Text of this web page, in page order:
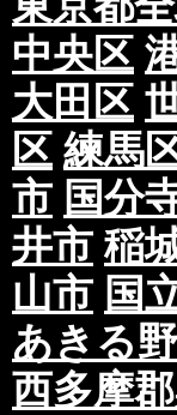
中央区
大田区
区 練馬
市 国分
井市 稲
山市 国
あきる
西多摩